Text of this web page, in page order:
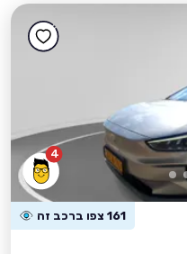
4
161 צפו ברכב זה